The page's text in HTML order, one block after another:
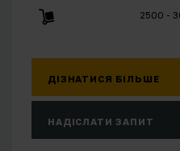
2500 - 3000 кг
БІЛЬШЕ
ЗАПИТ